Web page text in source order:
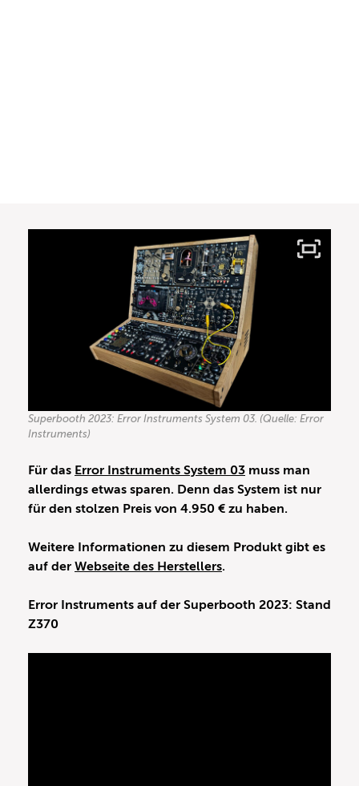
Superbooth 2023: Error Instruments System 03. (Quelle: Error
Instruments)
Für das Error Instruments System 03 muss man
allerdings etwas sparen. Denn das System ist nur
für den stolzen Preis von 4.950 € zu haben.
Weitere Informationen zu diesem Produkt gibt es
auf der Webseite des Herstellers.
Error Instruments auf der Superbooth 2023: Stand
Z370